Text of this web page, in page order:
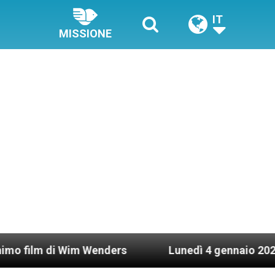
MISSIONE
IT
Wenders Lunedì 4 gennaio 2021: